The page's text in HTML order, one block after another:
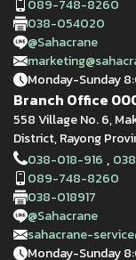
089-748-8260
038-054020
@Sahacrane
Monday-Sunday
Branch Office
558 Village No. 6,
District, Rayong
038-018-916 ,
089-748-8260
038-018917
@Sahacrane
sahacrane-
Monday-Sunday